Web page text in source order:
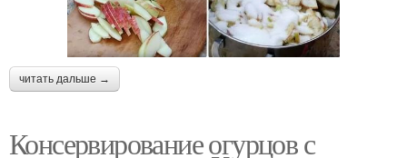
читать дальше →
Консервирование огурцов с